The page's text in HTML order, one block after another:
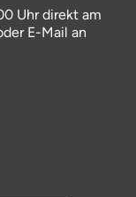
Uhr direkt am
E-Mail an